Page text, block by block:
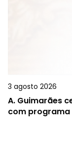
3 agosto 2026
A. Guimarães
com